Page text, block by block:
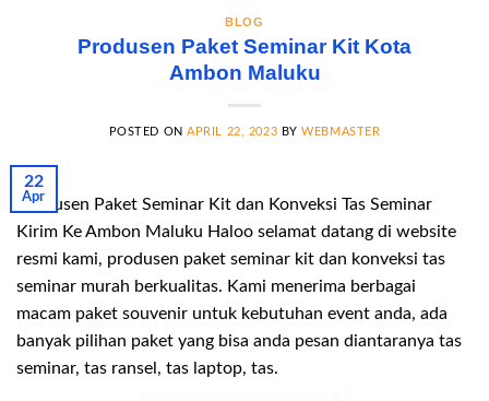
BLOG
Produsen Paket Seminar Kit Kota
Ambon Maluku
POSTED ONAPRIL 22, 2023 BYWEBMASTER
22
Apr
Produsen Paket Seminar Kit dan Konveksi Tas Seminar
Kirim Ke Ambon Maluku Haloo selamat datang di website
resmi kami, produsen paket seminar kit dan konveksi tas
seminar murah berkualitas. Kami menerima berbagai
macam paket souvenir untuk kebutuhan event anda, ada
banyak pilihan paket yang bisa anda pesan diantaranya tas
seminar, tas ransel, tas laptop, tas.